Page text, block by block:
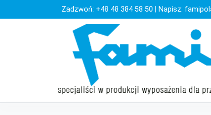
Zadzwoń: +48 48 384 58 50 | Napisz: